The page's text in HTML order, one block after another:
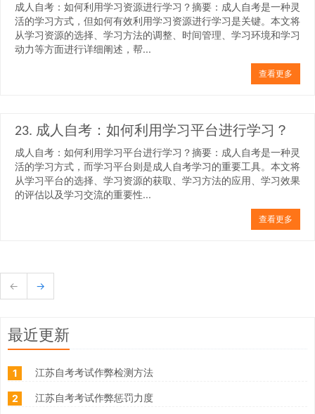
成人自考：如何利用学习资源进行学习？摘要：成人自考是一种灵
活的学习方式，但如何有效利用学习资源进行学习是关键。本文将
从学习资源的选择、学习方法的调整、时间管理、学习环境和学习
动力等方面进行详细阐述，帮...
查看更多
23. 成人自考：如何利用学习平台进行学习？
成人自考：如何利用学习平台进行学习？摘要：成人自考是一种灵
活的学习方式，而学习平台则是成人自考学习的重要工具。本文将
从学习平台的选择、学习资源的获取、学习方法的应用、学习效果
的评估以及学习交流的重要性...
查看更多
← →
最近更新
1 江苏自考考试作弊检测方法
2 江苏自考考试作弊惩罚力度